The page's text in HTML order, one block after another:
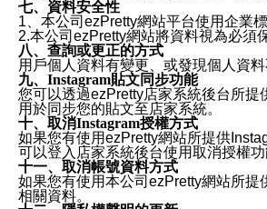
七、資料安全性
1、本公司ezPretty網站平台使用企業
2.本公司ezPretty網站將資料視為必須
八、查詢或更正的方式
用戶個人資料有變更、或發現個人資
九、Instagram貼文同步功能
您可以透過ezPretty店家系統後台所
用於同步您的貼文至店家系統。
十、取消Instagram授權方式
如果您有使用ezPretty網站所提供
可以登入店家系統後台使用取消授權
十一、取消帳號資料方式
如果您有使用本公司ezPretty網站所
相關資料。